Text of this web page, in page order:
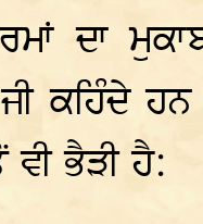
ਦਾ
ਕਹਿੰਦੇ ਹਨ
ਭੈੜੀ ਹੈ: